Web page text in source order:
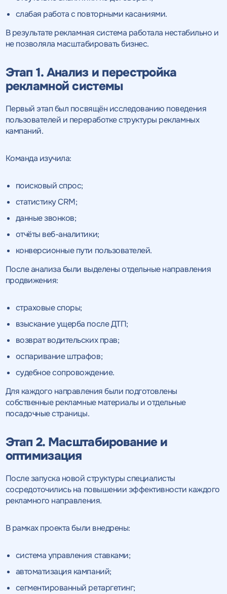
слабая работа с повторными касаниями.
В результате рекламная система работала нестабильно и
не позволяла масштабировать бизнес.
Этап 1. Анализ и перестройка
рекламной системы
Первый этап был посвящён исследованию поведения
пользователей и переработке структуры рекламных
кампаний.
Команда изучила:
поисковый спрос;
статистику CRM;
данные звонков;
отчёты веб-аналитики;
конверсионные пути пользователей.
После анализа были выделены отдельные направления
продвижения:
страховые споры;
взыскание ущерба после ДТП;
возврат водительских прав;
оспаривание штрафов;
судебное сопровождение.
Для каждого направления были подготовлены
собственные рекламные материалы и отдельные
посадочные страницы.
Этап 2. Масштабирование и
оптимизация
После запуска новой структуры специалисты
сосредоточились на повышении эффективности каждого
рекламного направления.
В рамках проекта были внедрены:
система управления ставками;
автоматизация кампаний;
сегментированный ретаргетинг;